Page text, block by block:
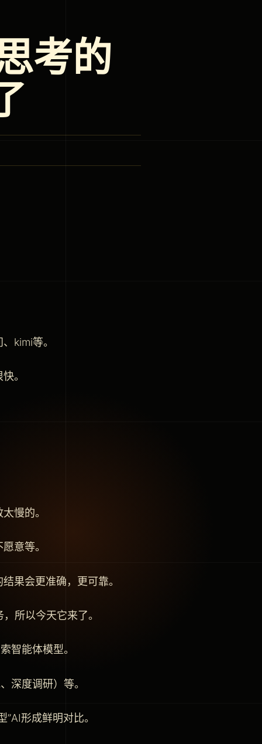
考的
kimi等。
。
慢的。
意等。
果会更准确，更可靠。
所以今天它来了。
智能体模型。
深度调研）等。
形成鲜明对比。